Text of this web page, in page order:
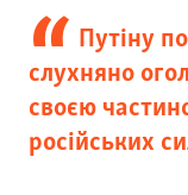
Путіну
слухняно
своєю
російських